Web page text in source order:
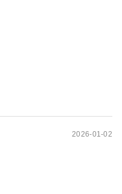
2026-01-02